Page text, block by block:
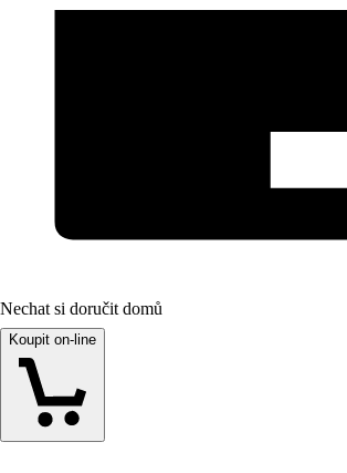
Nechat si doručit domů
Koupit on-line